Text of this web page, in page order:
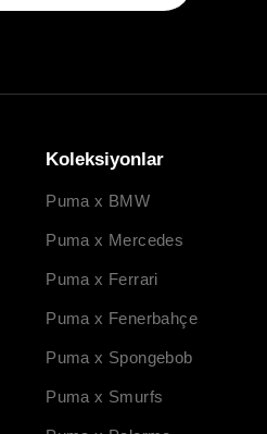
Koleksiyonlar
Puma x BMW
Puma x Mercedes
Puma x Ferrari
Puma x Fenerbahçe
Puma x Spongebob
Puma x Smurfs